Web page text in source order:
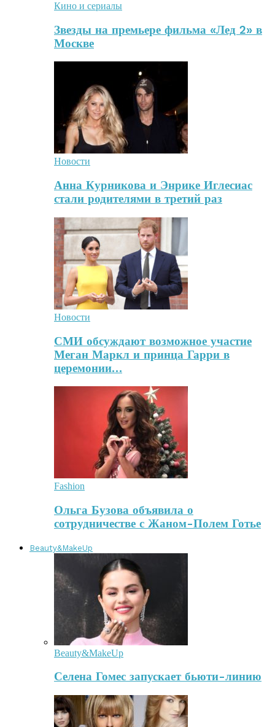
Кино и сериалы
Звезды на премьере фильма «Лед 2» в
Москве
Новости
Анна Курникова и Энрике Иглесиас
стали родителями в третий раз
Новости
СМИ обсуждают возможное участие
Меган Маркл и принца Гарри в
церемонии…
Fashion
Ольга Бузова объявила о
сотрудничестве с Жаном-Полем Готье
Beauty&MakeUp
Beauty&MakeUp
Селена Гомес запускает бьюти-линию